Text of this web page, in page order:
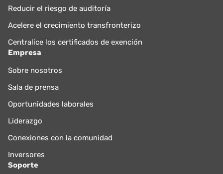
Reducir el riesgo de auditoría
Acelere el crecimiento transfronterizo
Centralice los certificados de exención
Empresa
Sobre nosotros
Sala de prensa
Oportunidades laborales
Liderazgo
Conexiones con la comunidad
Inversores
Soporte